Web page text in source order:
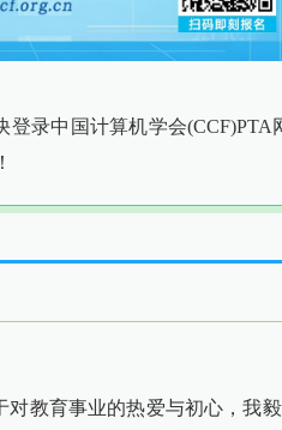
录中国计算机学会(CCF)PTA
教育事业的热爱与初心，我